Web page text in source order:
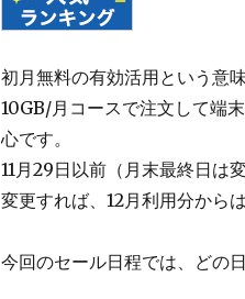
初月無料の有効活用という意
10GB/月コースで注文して端
心です。
11月29日以前（月末最終日は
変更すれば、12月利用分から
今回のセール日程では、どの